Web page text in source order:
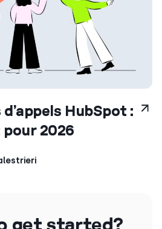
HubSpot :
2026
get started?